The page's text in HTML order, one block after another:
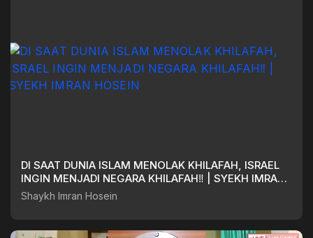
DI SAAT DUNIA ISLAM MENOLAK KHILAFAH, ISRAEL
INGIN MENJADI NEGARA KHILAFAH‼️ | SYEKH IMRAN
HOSEIN
Shaykh Imran Hosein